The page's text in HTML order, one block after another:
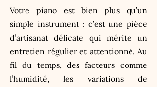
Votre piano est bien plus qu’un
simple instrument : c’est une pièce
d’artisanat délicate qui mérite un
entretien régulier et attentionné. Au
fil du temps, des facteurs comme
l’humidité, les variations de